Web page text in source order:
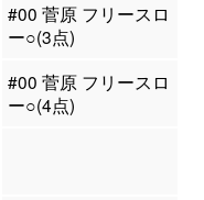
#00 菅原 フリースロ
ー○(3点)
#00 菅原 フリースロ
ー○(4点)